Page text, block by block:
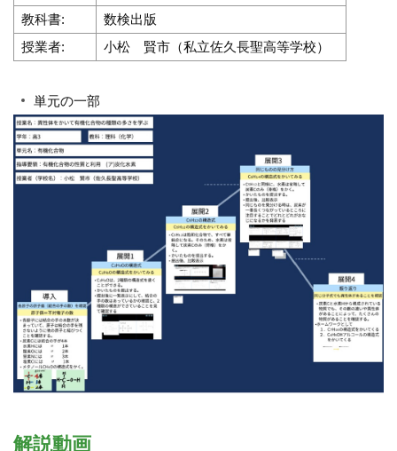
教科書:
数検出版
授業者:
小松 賢市（私立佐久長聖高等学校）
単元の一部
解説動画